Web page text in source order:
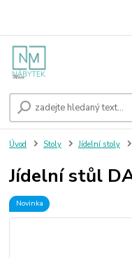
Úvod Stoly Jídelní stoly
Jídelní stůl
Novinka